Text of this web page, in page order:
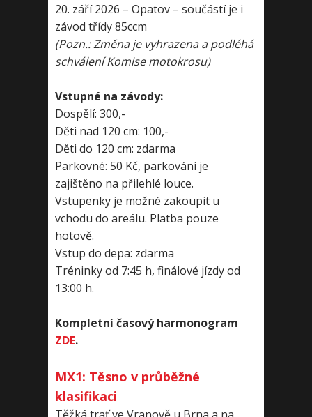
20. září 2026 – Opatov – součástí je i
závod třídy 85ccm
(Pozn.: Změna je vyhrazena a podléhá
schválení Komise motokrosu)
Vstupné na závody:
Dospělí: 300,-
Děti nad 120 cm: 100,-
Děti do 120 cm: zdarma
Parkovné: 50 Kč, parkování je
zajištěno na přilehlé louce.
Vstupenky je možné zakoupit u
vchodu do areálu. Platba pouze
hotově.
Vstup do depa: zdarma
Tréninky od 7:45 h, finálové jízdy od
13:00 h.
Kompletní časový harmonogram
ZDE.
MX1: Těsno v průběžné
klasifikaci